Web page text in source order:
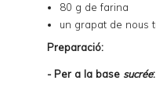
80 g de farina
un grapat de nous
Preparació:
- Per a la base sucrée: